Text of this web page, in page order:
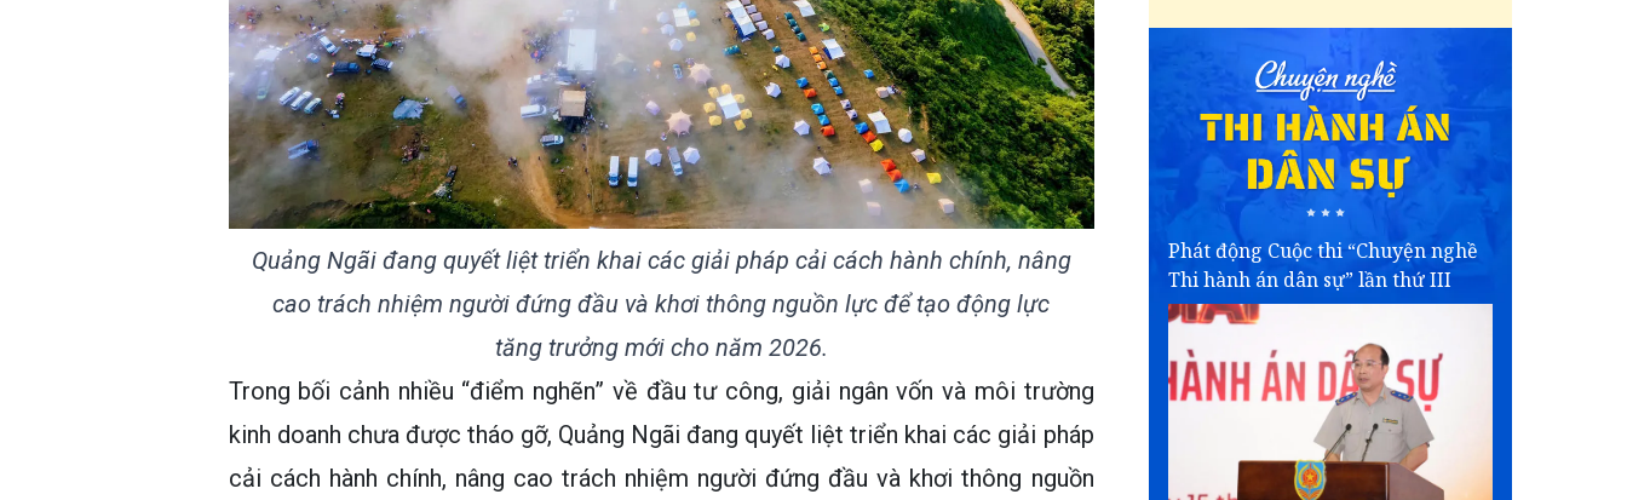
Quảng Ngãi đang quyết liệt triển khai các giải pháp cải cách hành chính, nâng
cao trách nhiệm người đứng đầu và khơi thông nguồn lực để tạo động lực
tăng trưởng mới cho năm 2026.
Trong bối cảnh nhiều “điểm nghẽn” về đầu tư công, giải ngân vốn và môi trường
kinh doanh chưa được tháo gỡ, Quảng Ngãi đang quyết liệt triển khai các giải pháp
cải cách hành chính, nâng cao trách nhiệm người đứng đầu và khơi thông nguồn
Phát động Cuộc thi “Chuyện nghề
Thi hành án dân sự” lần thứ III